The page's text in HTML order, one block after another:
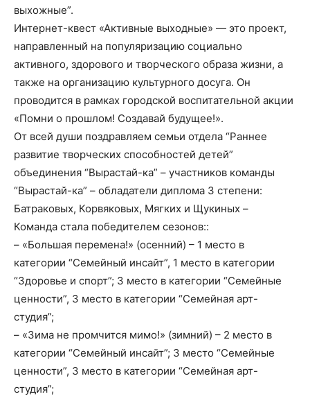
выхожные”.
Интернет-квест «Активные выходные» — это проект,
направленный на популяризацию социально
активного, здорового и творческого образа жизни, а
также на организацию культурного досуга. Он
проводится в рамках городской воспитательной акции
«Помни о прошлом! Создавай будущее!».
От всей души поздравляем семьи отдела “Раннее
развитие творческих способностей детей”
объединения “Вырастай-ка” – участников команды
“Вырастай-ка” – обладатели диплома 3 степени:
Батраковых, Корвяковых, Мягких и Щукиных –
Команда стала победителем сезонов::
– «Большая перемена!» (осенний) – 1 место в
категории “Семейный инсайт”, 1 место в категории
“Здоровье и спорт”; 3 место в категории “Семейные
ценности”, 3 место в категории “Семейная арт-
студия”;
– «Зима не промчится мимо!» (зимний) – 2 место в
категории “Семейный инсайт”; 3 место “Семейные
ценности”, 3 место в категории “Семейная арт-
студия”;